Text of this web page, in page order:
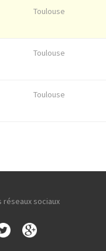
Toulouse
Toulouse
Toulouse
réseaux sociaux